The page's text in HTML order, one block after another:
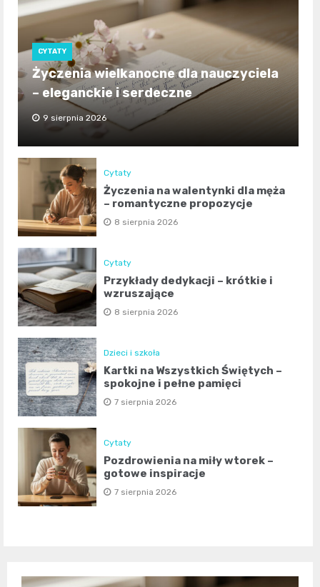
CYTATY
Życzenia wielkanocne dla nauczyciela
– eleganckie i serdeczne
9 sierpnia 2026
Cytaty
Życzenia na walentynki dla męża
– romantyczne propozycje
8 sierpnia 2026
Cytaty
Przykłady dedykacji – krótkie i
wzruszające
8 sierpnia 2026
Dzieci i szkoła
Kartki na Wszystkich Świętych –
spokojne i pełne pamięci
7 sierpnia 2026
Cytaty
Pozdrowienia na miły wtorek –
gotowe inspiracje
7 sierpnia 2026